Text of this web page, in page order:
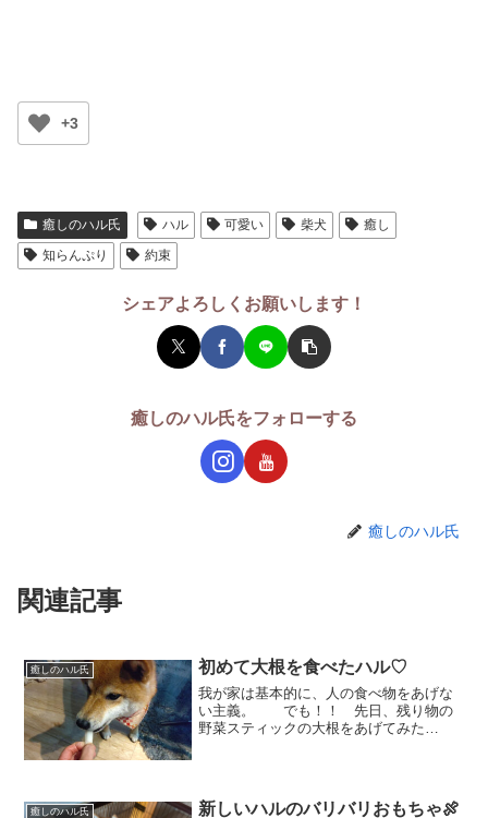
+3
癒しのハル氏 ハル 可愛い 柴犬
癒し
知らんぷり
約束
シェアよろしくお願いします！
癒しのハル氏をフォローする
癒しのハル氏
関連記事
癒しのハル氏 初めて大根を食べたハル♡
我が家は基本的に、人の食べ物をあげな
い主義。 でも！！ 先日、残り物の
野菜スティックの大根をあげてみた
ャク💦 と、食べました！！ ...
癒しのハル氏 新しいハルのバリバリおもちゃ🍖